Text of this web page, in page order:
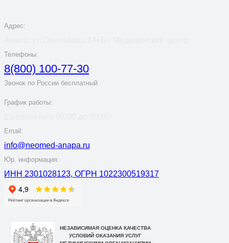
Адрес:
Телефоны:
8(800) 100-77-30
Звонок по России бесплатный
График работы:
Email:
info@neomed-anapa.ru
Юр. информация:
ИНН 2301028123, ОГРН 1022300519317